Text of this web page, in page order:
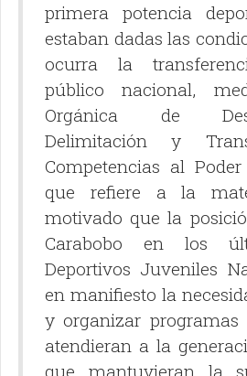
primera potencia
estaban dadas las
ocurra la
público nacional,
Orgánica de
Delimitación y
Competencias al
que refiere a la
motivado que la
Carabobo en los
Deportivos Juveniles
en manifiesto la
y organizar programas
atendieran a la
que mantuvieran la